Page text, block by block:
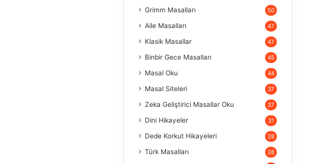
Grimm Masalları 50
Aile Masalları 47
Klasik Masallar 47
Binbir Gece Masalları 45
Masal Oku 44
Masal Siteleri 37
Zeka Geliştirici Masallar Oku 37
Dini Hikayeler 31
Dede Korkut Hikayeleri 28
Türk Masalları 28